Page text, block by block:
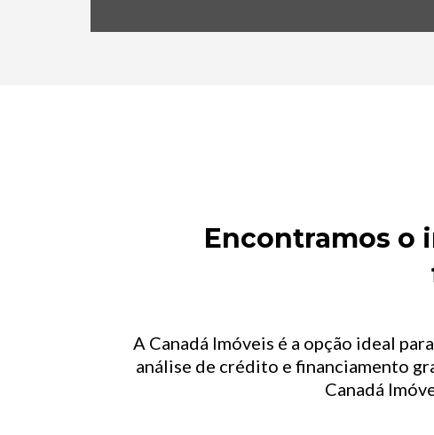
Encontramos o
A Canadá Imóveis é a opção ideal
análise de crédito e financiamento
Canadá